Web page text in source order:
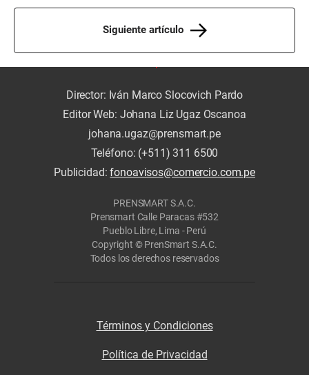
Siguiente artículo
Director: Iván Marco Slocovich Pardo
Editor Web: Johana Liz Ugaz Oscanoa
johana.ugaz@prensmart.pe
Teléfono: (+511) 311 6500
Publicidad:fonoavisos@comercio.com.pe
PRENSMART S.A.C.
Prensmart Calle Paracas #532
Pueblo Libre, Lima - Perú
Copyright © PrenSmart S.A.C.
Todos los derechos reservados
Términos y Condiciones
Política de Privacidad